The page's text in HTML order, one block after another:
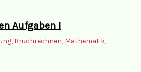
Aufgaben I
, Bruchrechnen, Mathematik,